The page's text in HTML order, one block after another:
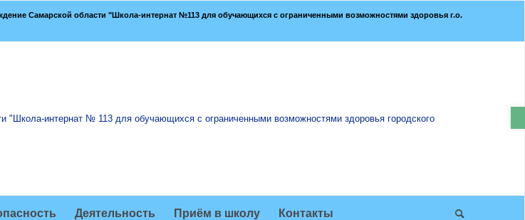
Самарской области "Школа-интернат №113 для обучающихся с ограниченными возможностями здоровья г.о.
Деятельность Приём в школу Контакты